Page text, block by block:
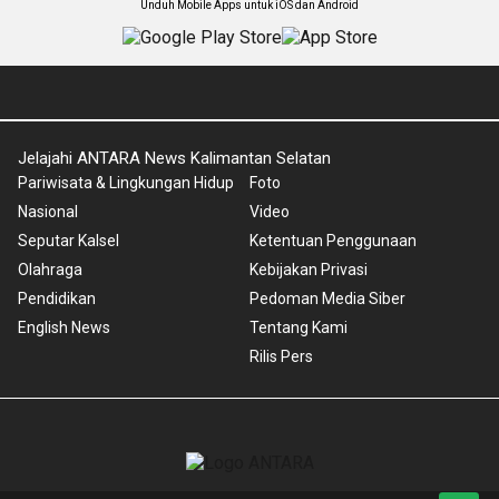
Unduh Mobile Apps untuk iOS dan Android
Jelajahi ANTARA News Kalimantan Selatan
Pariwisata & Lingkungan Hidup
Nasional
Seputar Kalsel
Olahraga
Pendidikan
English News
Foto
Video
Ketentuan Penggunaan
Kebijakan Privasi
Pedoman Media Siber
Tentang Kami
Rilis Pers